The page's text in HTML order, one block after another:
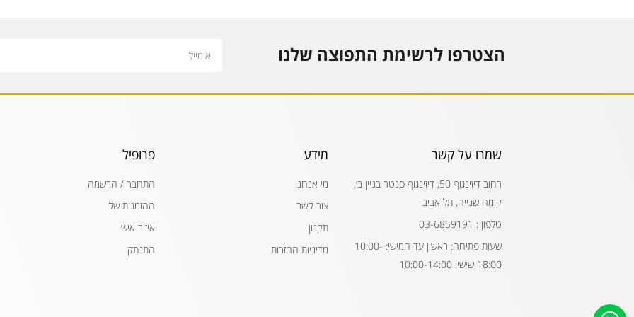
הצטרפו לרשימת התפוצה שלנו
שמרו על קשר
רחוב דיזינגוף 50, דיזינגוף סנטר בניין ב׳,
קומה שנייה, תל אביב
טלפון : 03-6859191
שעות פתיחה: ראשון עד חמישי: 10:00-
18:00 שישי: 10:00-14:00
מידע
מי אנחנו
צור קשר
תקנון
מדיניות החזרות
פרופיל
התחבר / הרשמה
ההזמנות שלי
איזור אישי
התנתק